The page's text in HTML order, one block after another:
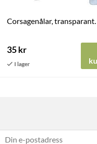
Corsagenålar,
35 kr